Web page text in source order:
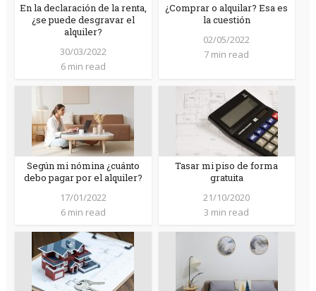
En la declaración de la renta,
¿se puede desgravar el
alquiler?
30/03/2022
6 min read
¿Comprar o alquilar? Esa es
la cuestión
02/05/2022
7 min read
Según mi nómina ¿cuánto
debo pagar por el alquiler?
17/01/2022
6 min read
Tasar mi piso de forma
gratuita
21/10/2020
3 min read